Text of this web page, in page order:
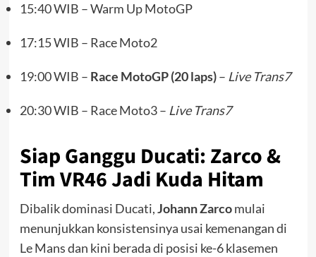
15:40 WIB – Warm Up MotoGP
17:15 WIB – Race Moto2
19:00 WIB – Race MotoGP (20 laps)– Live Trans7
20:30 WIB – Race Moto3 – Live Trans7
Siap Ganggu Ducati: Zarco &
Tim VR46 Jadi Kuda Hitam
Dibalik dominasi Ducati,Johann Zarcomulai
menunjukkan konsistensinya usai kemenangan di
Le Mans dan kini berada di posisi ke-6 klasemen